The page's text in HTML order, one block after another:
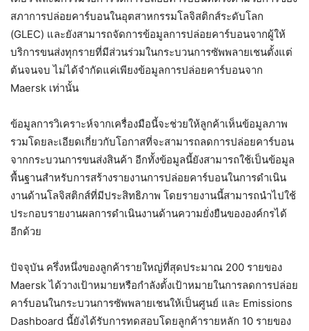
สภาการปล่อยคาร์บอนในอุตสาหกรรมโลจิสติกส์ระดับโลก
(GLEC) และยังสามารถจัดการข้อมูลการปล่อยคาร์บอนจากผู้ให้
บริการขนส่งทุกรายที่มีส่วนร่วมในกระบวนการซัพพลายเชนตั้งแต่
ต้นจนจบ ไม่ได้จำกัดแค่เพียงข้อมูลการปล่อยคาร์บอนจาก
Maersk เท่านั้น
ข้อมูลการวิเคราะห์จากเครื่องมือนี้จะช่วยให้ลูกค้าเห็นข้อมูลภาพ
รวมโดยละเอียดเกี่ยวกับโอกาสที่จะสามารถลดการปล่อยคาร์บอน
จากกระบวนการขนส่งสินค้า อีกทั้งข้อมูลนี้ยังสามารถใช้เป็นข้อมูล
พื้นฐานสำหรับการสร้างรายงานการปล่อยคาร์บอนในการดำเนิน
งานด้านโลจิสติกส์ที่มีประสิทธิภาพ โดยรายงานนี้สามารถนำไปใช้
ประกอบรายงานผลการดำเนินงานด้านความยั่งยืนขององค์กรได้
อีกด้วย
ปัจจุบัน ครึ่งหนึ่งของลูกค้ารายใหญ่ที่สุดประมาณ 200 รายของ
Maersk ได้วางเป้าหมายหรือกำลังตั้งเป้าหมายในการลดการปล่อย
คาร์บอนในกระบวนการซัพพลายเชนให้เป็นศูนย์ และ Emissions
Dashboard นี้ยังได้รับการทดสอบโดยลูกค้ารายหลัก 10 รายของ